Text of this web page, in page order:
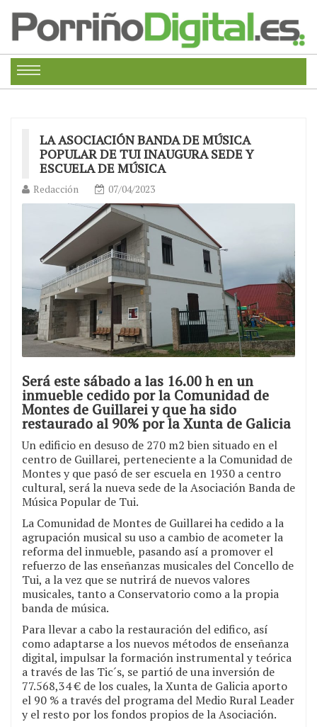
LA ASOCIACIÓN BANDA DE MÚSICA
POPULAR DE TUI INAUGURA SEDE Y
ESCUELA DE MÚSICA
Redacción 07/04/2023
Será este sábado a las 16.00 h en un
inmueble cedido por la Comunidad de
Montes de Guillarei y que ha sido
restaurado al 90% por la Xunta de Galicia
Un edificio en desuso de 270 m2 bien situado en el
centro de Guillarei, perteneciente a la Comunidad de
Montes y que pasó de ser escuela en 1930 a centro
cultural, será la nueva sede de la Asociación Banda de
Música Popular de Tui.
La Comunidad de Montes de Guillarei ha cedido a la
agrupación musical su uso a cambio de acometer la
reforma del inmueble, pasando así a promover el
refuerzo de las enseñanzas musicales del Concello de
Tui, a la vez que se nutrirá de nuevos valores
musicales, tanto a Conservatorio como a la propia
banda de música.
Para llevar a cabo la restauración del edifico, así
como adaptarse a los nuevos métodos de enseñanza
digital, impulsar la formación instrumental y teórica
a través de las Tic´s, se partió de una inversión de
77.568,34 € de los cuales, la Xunta de Galicia aporto
el 90 % a través del programa del Medio Rural Leader
y el resto por los fondos propios de la Asociación.